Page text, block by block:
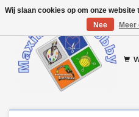
Wij slaan cookies op om onze
Nee